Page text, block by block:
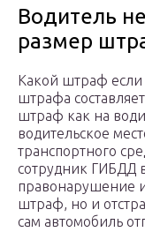
Водитель
размер
Какой штраф если
штрафа
штраф как на
водительское
транспортного
сотрудник ГИБДД
правонарушение
штраф, но и
сам автомобиль